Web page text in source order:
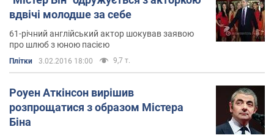
вдвічі молодше за себе
61-річний англійський актор шокував заявою
про шлюб з юною пасією
Плітки 3.02.2016 18:00 9,7 т.
Роуен Аткінсон вирішив
розпрощатися з образом Містера
Біна